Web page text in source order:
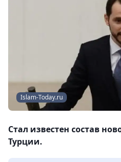
Islam-Today.ru
Стал известен состав
Турции.